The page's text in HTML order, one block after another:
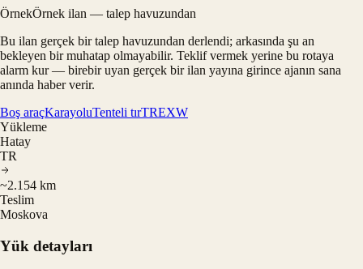
ÖrnekÖrnek ilan — talep havuzundan
Bu ilan gerçek bir talep havuzundan derlendi; arkasında şu an
bekleyen bir muhatap olmayabilir. Teklif vermek yerine bu rotaya
alarm kur — birebir uyan gerçek bir ilan yayına girince ajanın sana
anında haber verir.
Boş araçKarayoluTenteli tırTREXW
Yükleme
Hatay
TR
~2.154 km
Teslim
Moskova
Yük detayları